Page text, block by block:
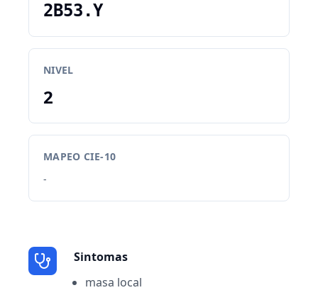
2B53.Y
NIVEL
2
MAPEO CIE-10
-
Sintomas
masa local